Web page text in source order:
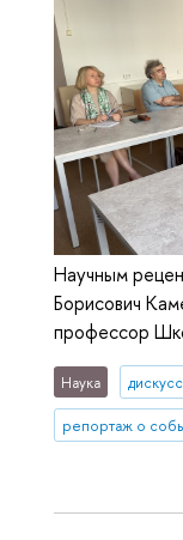
Научным
Борисович
профессор
Наука
репортаж о